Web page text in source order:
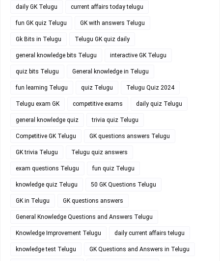
daily GK Telugu current affairs today telugu
fun GK quiz Telugu GK with answers Telugu
Gk Bits in Telugu Telugu GK quiz daily
general knowledge bits Telugu interactive GK Telugu
quiz bits Telugu General knowledge in Telugu
fun learning Telugu quiz Telugu Telugu Quiz 2024
Telugu exam GK competitive exams daily quiz Telugu
general knowledge quiz trivia quiz Telugu
Competitive GK Telugu GK questions answers Telugu
GK trivia Telugu Telugu quiz answers
exam questions Telugu fun quiz Telugu
knowledge quiz Telugu 50 GK Questions Telugu
GK in Telugu GK questions answers
General Knowledge Questions and Answers Telugu
Knowledge Improvement Telugu daily current affairs telugu
knowledge test Telugu GK Questions and Answers in Telugu